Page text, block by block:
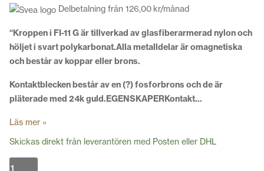
Delbetalning från 126,00 kr/månad
“Kroppen i FI-11 G är tillverkad av glasfiberarmerad nylon och
höljet i svart polykarbonat.Alla metalldelar är omagnetiska
och består av koppar eller brons.
Kontaktblecken består av en (?) fosforbrons och de är
pläterade med 24k guld.EGENSKAPERKontakt…
Läs mer »
Skickas direkt från leverantören med Posten eller DHL
Furutech